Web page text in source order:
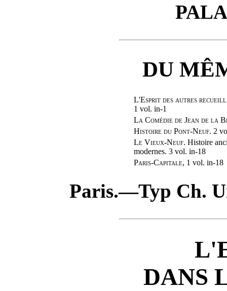
DU
L'Esprit des autres
1 vol. in-1
La Comédie de Jean de la
Histoire du Pont-Neuf. 2
Le Vieux-Neuf. Histoire
modernes. 3 vol. in-18
Paris-Capitale, 1 vol. in-18
Paris.—Typ Ch.
DANS